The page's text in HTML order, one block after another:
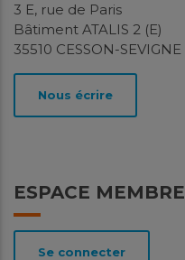
ESPACE MEMBRE
Se connecter
3 E, rue de Paris
Bâtiment ATALIS 2 (E)
35510 CESSON-SEVIGNE
Nous écrire